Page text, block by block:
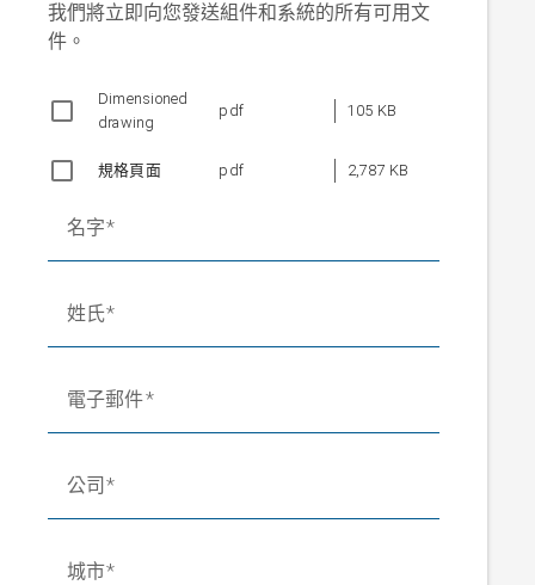
我們將立即向您發送組件和系統的所有可用文
件。
Dimensioned
drawing
pdf 105 KB
規格頁面 pdf 2,787 KB
名字
姓氏
電子郵件
公司
城市